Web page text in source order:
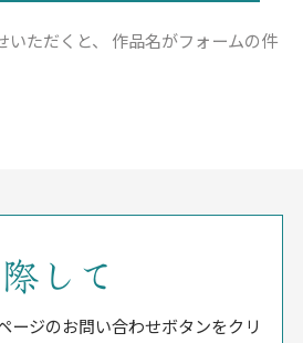
ただくと、
作品名がフォームの件
して
ージのお問い合わせボタンをクリ